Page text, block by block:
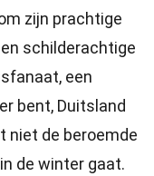
zijn prachtige
schilderachtige
een
bent, Duitsland
niet de beroemde
de winter gaat.